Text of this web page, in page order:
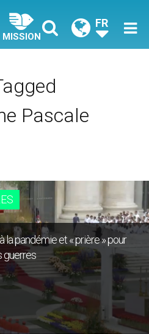
MISSION
FR
Pascale
la pandémie et « prière » pour
guerres